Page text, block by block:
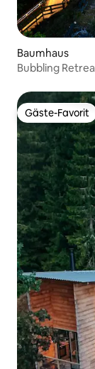
Baumhaus
Bubbling
Gäste-Favorit
Gäste-Favorit